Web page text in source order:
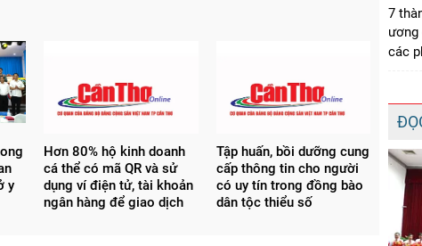
Facebook
y
Hơn 80% hộ kinh doanh
cá thể có mã QR và sử
dụng ví điện tử, tài khoản
ngân hàng để giao dịch
Tập huấn, bồi dưỡng cung
cấp thông tin cho người
có uy tín trong đồng bào
dân tộc thiểu số
7
các